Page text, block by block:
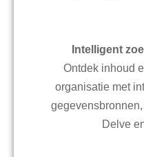
Intelligent
Ontdek inhoud
organisatie met
Delve